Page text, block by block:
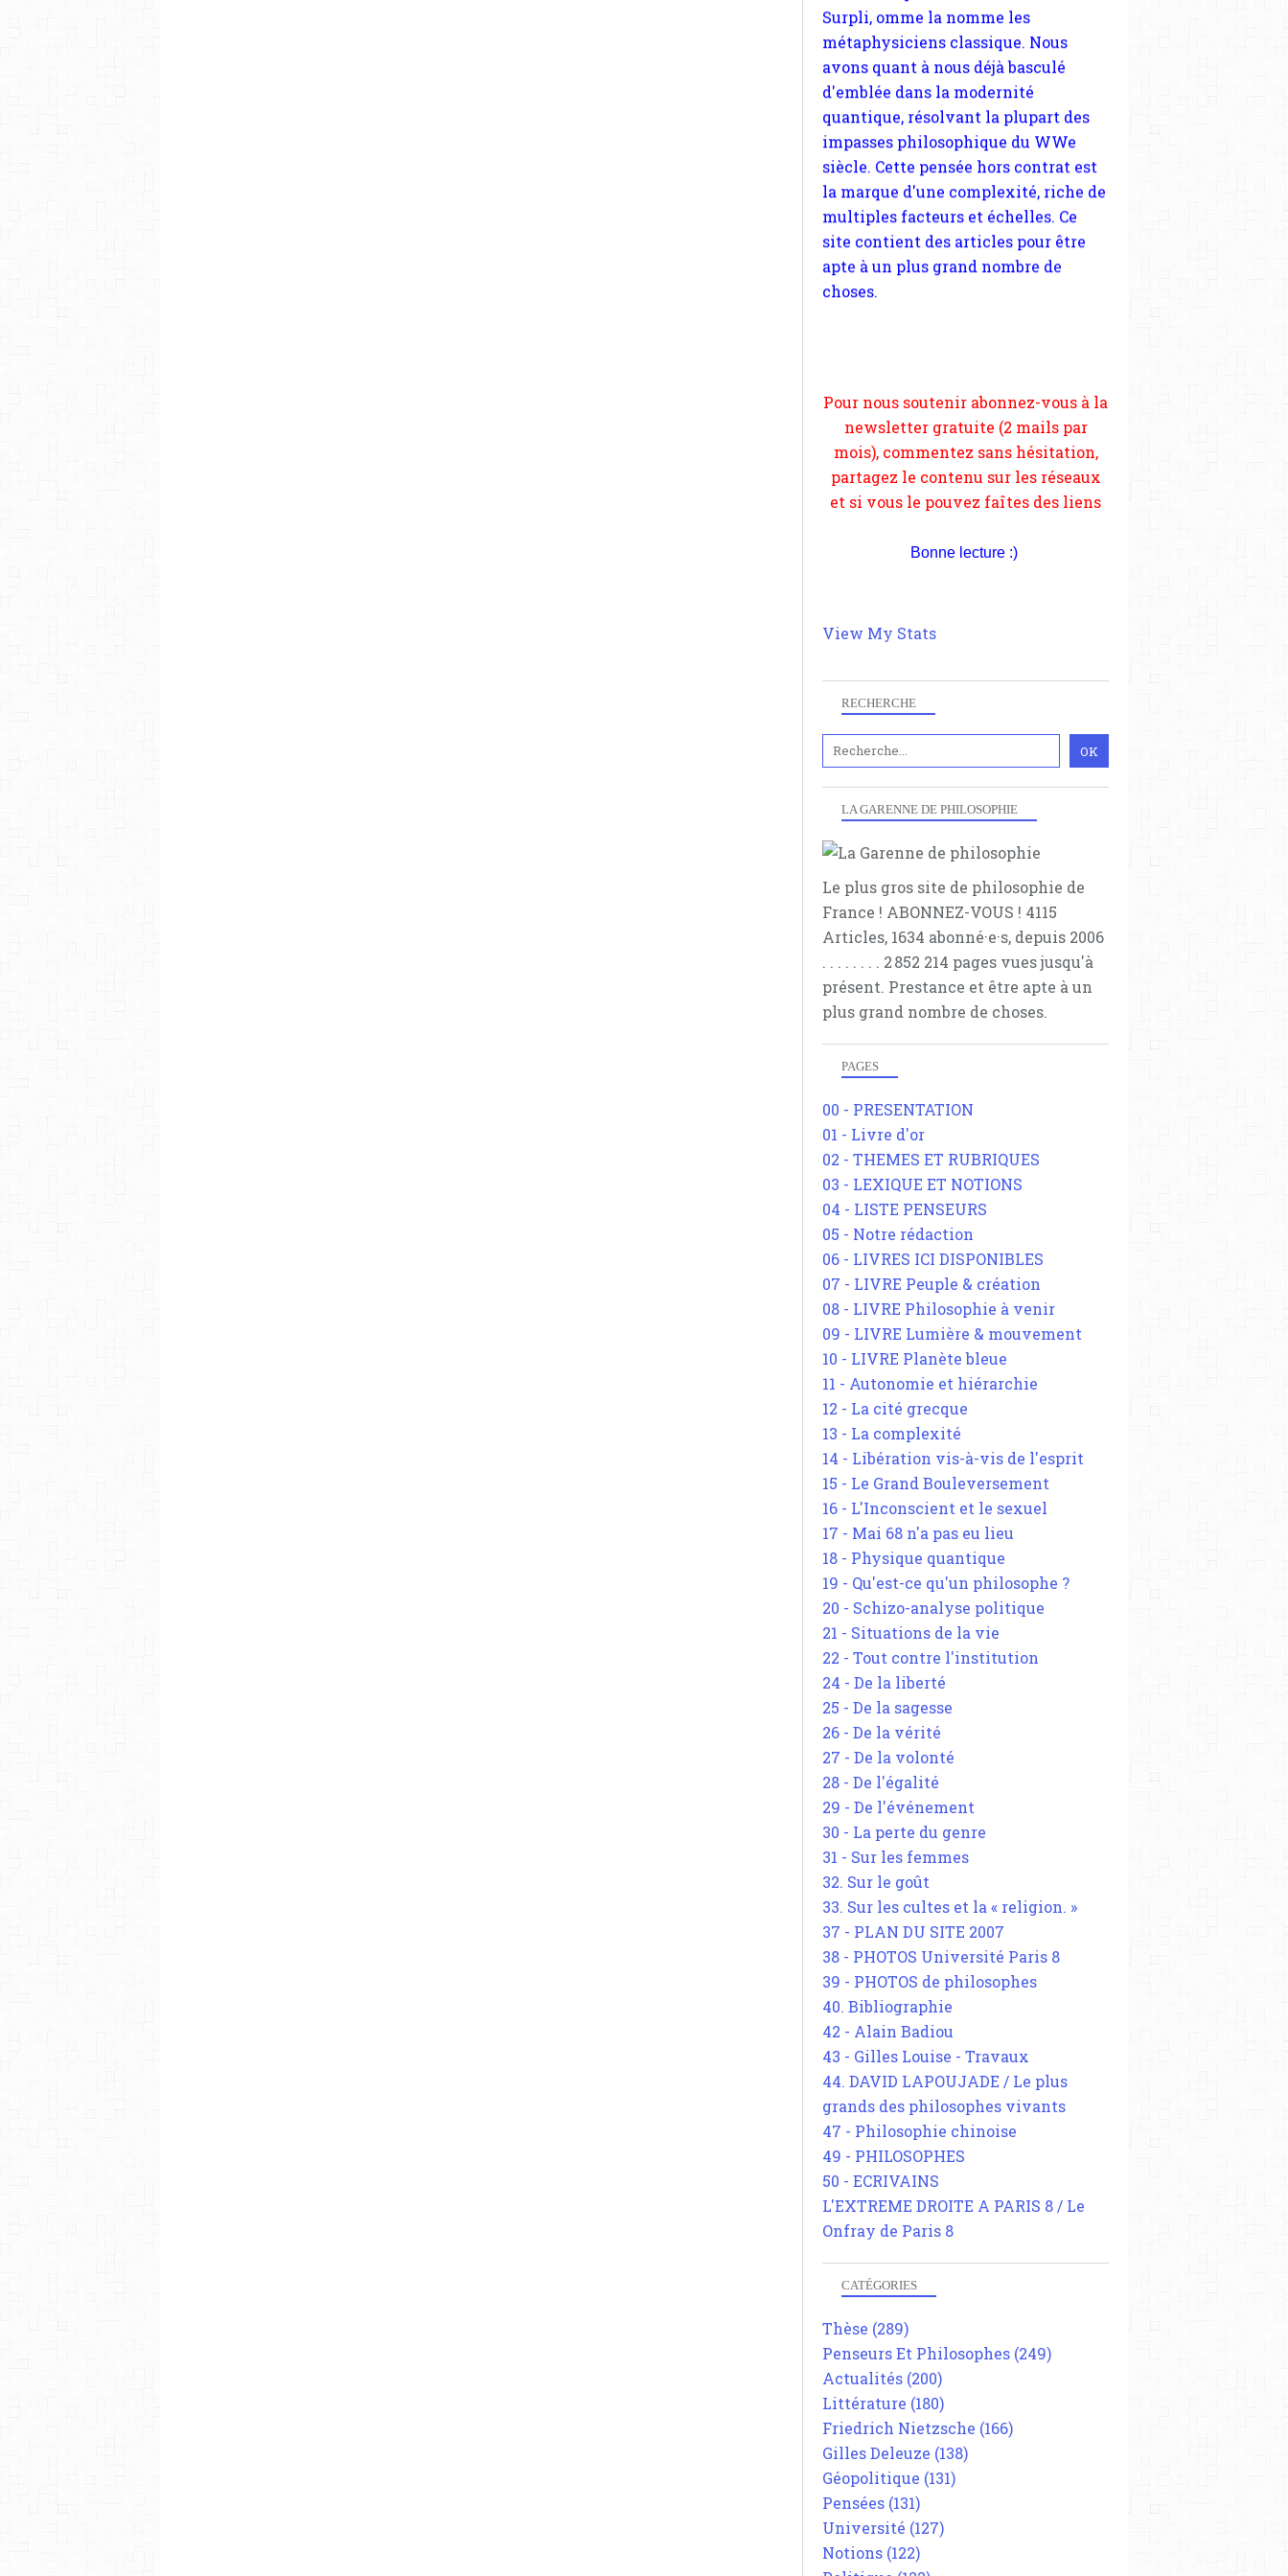
RECHERCHE
LA GARENNE DE PHILOSOPHIE
Le plus gros site de philosophie de
France ! ABONNEZ-VOUS ! 4115
Articles, 1634 abonné·e·s, depuis 2006
. . . . . . . . 2 852 214 pages vues jusqu'à
présent. Prestance et être apte à un
plus grand nombre de choses.
PAGES
00 - PRESENTATION
01 - Livre d'or
02 - THEMES ET RUBRIQUES
03 - LEXIQUE ET NOTIONS
04 - LISTE PENSEURS
05 - Notre rédaction
06 - LIVRES ICI DISPONIBLES
07 - LIVRE Peuple & création
08 - LIVRE Philosophie à venir
09 - LIVRE Lumière & mouvement
10 - LIVRE Planète bleue
11 - Autonomie et hiérarchie
12 - La cité grecque
13 - La complexité
14 - Libération vis-à-vis de l'esprit
15 - Le Grand Bouleversement
16 - L'Inconscient et le sexuel
17 - Mai 68 n'a pas eu lieu
18 - Physique quantique
19 - Qu'est-ce qu'un philosophe ?
20 - Schizo-analyse politique
21 - Situations de la vie
22 - Tout contre l'institution
24 - De la liberté
25 - De la sagesse
26 - De la vérité
27 - De la volonté
28 - De l'égalité
29 - De l'événement
30 - La perte du genre
31 - Sur les femmes
32. Sur le goût
33. Sur les cultes et la « religion. »
37 - PLAN DU SITE 2007
38 - PHOTOS Université Paris 8
39 - PHOTOS de philosophes
40. Bibliographie
42 - Alain Badiou
43 - Gilles Louise - Travaux
44. DAVID LAPOUJADE / Le plus
grands des philosophes vivants
47 - Philosophie chinoise
49 - PHILOSOPHES
50 - ECRIVAINS
L'EXTREME DROITE A PARIS 8 / Le
Onfray de Paris 8
CATÉGORIES
Thèse (289)
Penseurs Et Philosophes (249)
Actualités (200)
Littérature (180)
Friedrich Nietzsche (166)
Gilles Deleuze (138)
Géopolitique (131)
Pensées (131)
Université (127)
Notions (122)
quantique, résolvant la plupart des
impasses philosophique du WWe
siècle. Cette pensée hors contrat est
la marque d'une complexité, riche de
multiples facteurs et échelles. Ce
site contient des articles pour être
apte à un plus grand nombre de
choses.
et si vous le pouvez faîtes des liens
depuis votre site.
Bonne lecture :)
View My Stats